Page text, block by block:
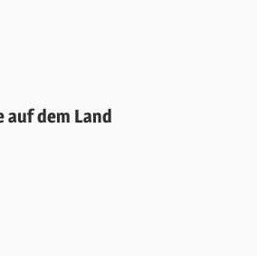
auf dem Land